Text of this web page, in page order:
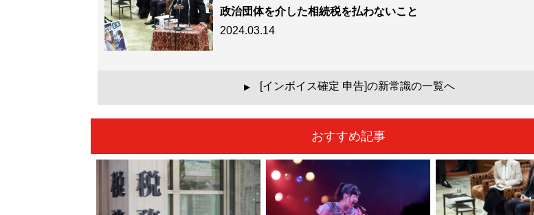
政治団体を介した相続税を払わないこと
2024.03.14
▲ [インボイス確定 申告]の新常識の一覧へ
おすすめ記事